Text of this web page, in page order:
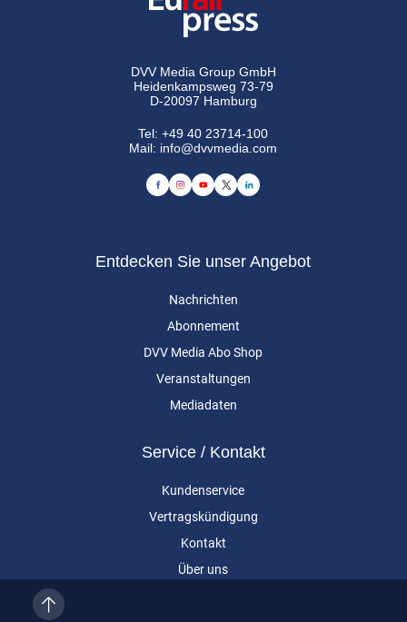
DVV Media Group GmbH
Heidenkampsweg 73-79
D-20097 Hamburg
Tel:+49 40 23714-100
Mail: info@dvvmedia.com
Entdecken Sie unser Angebot
Nachrichten
Abonnement
DVV Media Abo Shop
Veranstaltungen
Mediadaten
Service / Kontakt
Kundenservice
Vertragskündigung
Kontakt
Über uns